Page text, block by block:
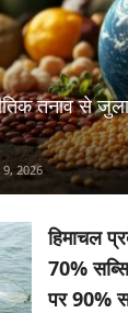
तनाव से
2026
हिमाचल
70%
पर 90%